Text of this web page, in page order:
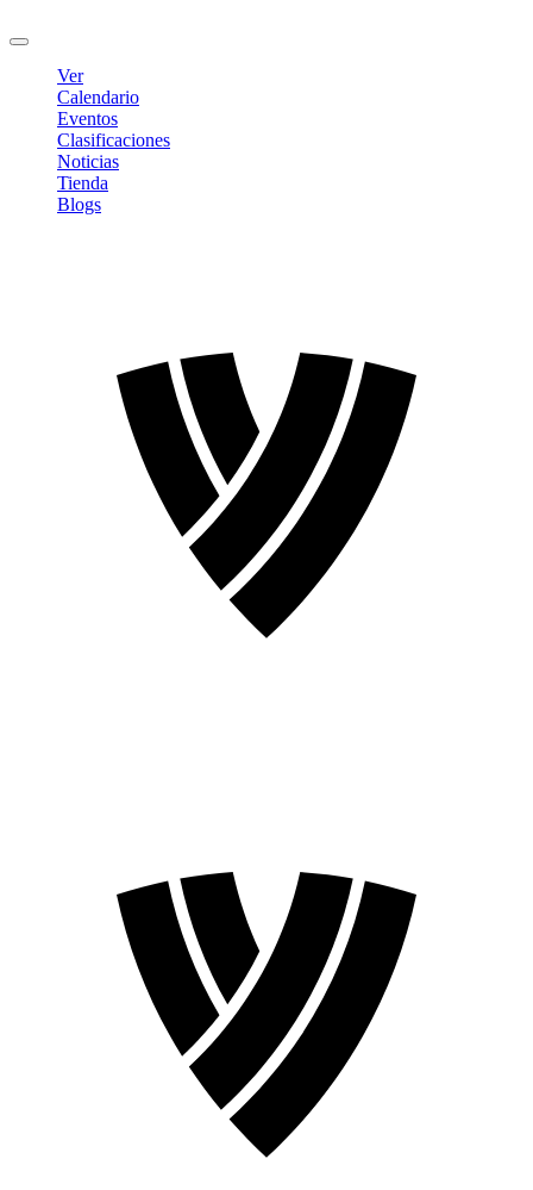
Ver
Calendario
Eventos
Clasificaciones
Noticias
Tienda
Blogs